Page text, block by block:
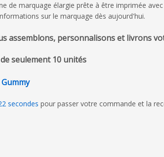
de marquage élargie prête à être imprimée
sur le marquage dès aujourd'hui.
assemblons, personnalisons et livrons
seulement 10 unités
secondes pour passer votre commande et la